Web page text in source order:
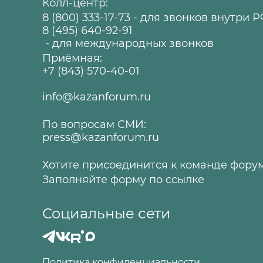
Колл-центр:
8 (800) 333-17-73 - для звонков внутри
8 (495) 640-92-91
- для международных звонков
Приёмная:
+7 (843) 570-40-01
info@kazanforum.ru
По вопросам СМИ:
press@kazanforum.ru
Хотите присоединится к команде
Заполняйте форму по ссылке
Социальные сети